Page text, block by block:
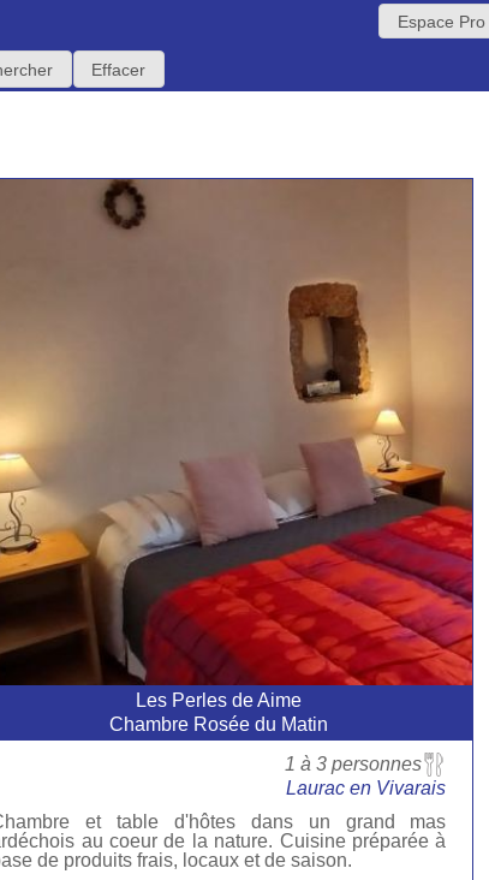
Espace Pro
Les Perles de Aime
Chambre Rosée du Matin
1 à 3 personnes
Laurac en Vivarais
et table d'hôtes dans un grand mas
au coeur de la nature. Cuisine préparée à
de produits frais, locaux et de saison.